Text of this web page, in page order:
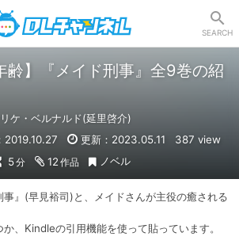
SEARCH
齢】『メイド刑事』全9巻の紹
ケ・ベルナルド(延里啓介)
2019.10.27
更新：2023.05.11
387 view
5分 12 作品 ノベル
事』(早見裕司)と、メイドさんが主役の癒される
、Kindleの引用機能を使って貼っています。